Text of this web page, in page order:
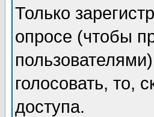
Только
опросе (чтобы
голосовать, то,
доступа.